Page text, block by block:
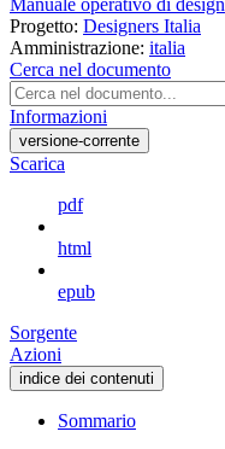
Manuale operativo di design
Progetto: Designers Italia
Amministrazione: italia
Cerca nel documento
Informazioni
versione-corrente
Scarica
pdf
html
epub
Sorgente
Azioni
indice dei contenuti
Sommario